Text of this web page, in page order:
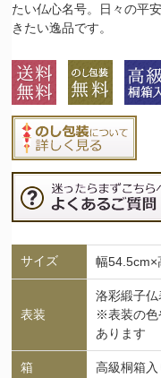
たい仏心名号。日々の平
きたい逸品です。
サイズ 幅54.5cm×
表装
洛彩緞子仏
※表装の色
あります
箱 高級桐箱入